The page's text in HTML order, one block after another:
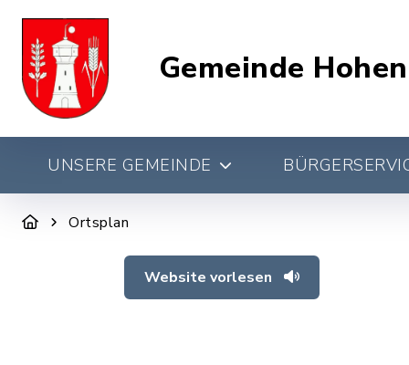
Gemeinde
UNSERE GEMEINDE
Ortsplan
Website vorlesen